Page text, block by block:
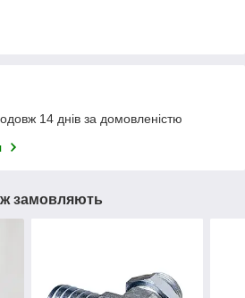
14 днів за домовленістю
замовляють